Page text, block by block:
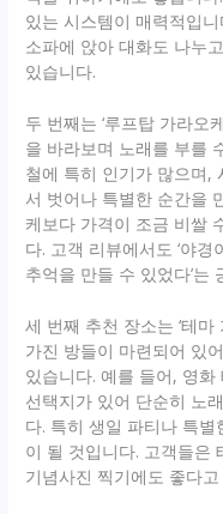
있는 시스템이 매력적입
소파에 앉아 대화도 나누
있습니다.
두 번째는 ‘루프탑 가라오
을 바라보며 노래를 부를
철에 특히 인기가 많으며,
서 벗어나 특별한 순간을
케보다 가격이 조금 비쌀
다. 고객 리뷰에서도 ‘야경
추억을 만들 수 있었다’는
세 번째 추천 장소는 ‘테
가진 방들이 마련되어 있
있습니다. 예를 들어, 영
선택지가 있어 단순히 노
다. 특히 생일 파티나 특
이 될 것입니다. 고객들은
기념사진 찍기에도 좋다